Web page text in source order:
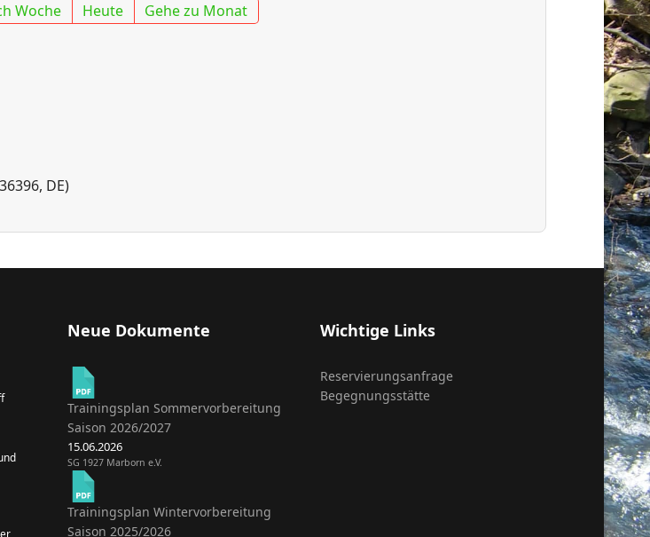
Woche Heute Gehe zu Monat
DE)
Neue Dokumente
Trainingsplan Sommervorbereitung
Saison 2026/2027
15.06.2026
SG 1927 Marborn e.V.
Trainingsplan Wintervorbereitung
Saison 2025/2026
Wichtige Links
Reservierungsanfrage
Begegnungsstätte